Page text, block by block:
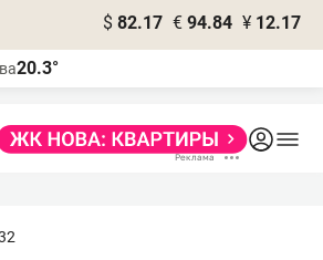
$ 82.17 € 94.84 ¥ 12.17
20.3°